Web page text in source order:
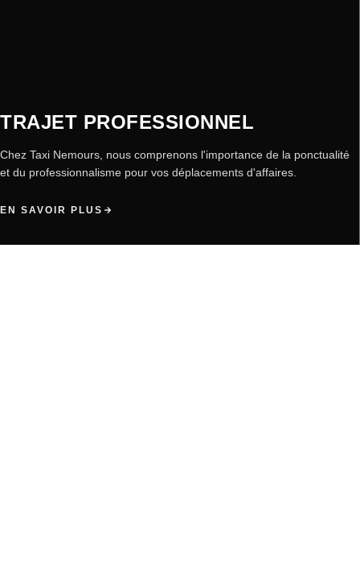
TRAJET PROFESSIONNEL
Chez Taxi Nemours, nous comprenons l'importance de la ponctualité
et du professionnalisme pour vos déplacements d'affaires.
EN SAVOIR PLUS